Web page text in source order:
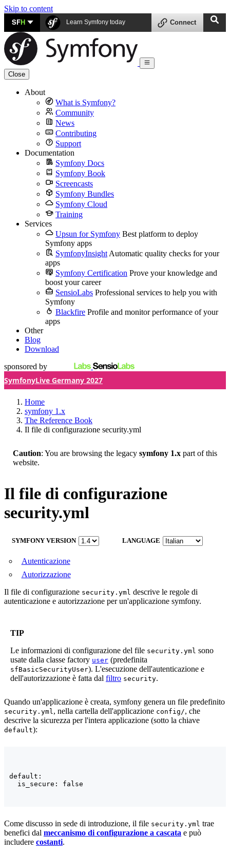
Skip to content
SFH Learn Symfony today Connect
Close
About
What is Symfony?
Community
News
Contributing
Support
Documentation
Symfony Docs
Symfony Book
Screencasts
Symfony Bundles
Symfony Cloud
Training
Services
Upsun for Symfony Best platform to deploy
Symfony apps
SymfonyInsight Automatic quality checks for your
apps
Symfony Certification Prove your knowledge and
boost your career
SensioLabs Professional services to help you with
Symfony
Blackfire Profile and monitor performance of your
apps
Other
Blog
Download
sponsored by
SymfonyLive Germany 2027
Home
symfony 1.x
The Reference Book
Il file di configurazione security.yml
Caution: You are browsing the legacy symfony 1.x part of this
website.
Il file di configurazione
security.yml
SYMFONY VERSION LANGUAGE
Autenticazione
Autorizzazione
Il file di configurazione security.yml descrive le regole di
autenticazione e autorizzazione per un'applicazione symfony.
TIP
Le informazioni di configurazione del file security.yml sono
usate dalla classe factory user (predefinita
sfBasicSecurityUser). L'esecuzione dell'autenticazione e
dell'autorizzazione è fatta dal filtro security.
Quando un'applicazione è creata, symfony genera un file predefinito
security.yml , nella cartella dell'applicazione config/, che
descrive la sicurezza per l'intera applicazione (sotto la chiave
default):
default:
  is_secure: false
Come discusso in sede di introduzione, il file security.yml trae
benefici dal meccanismo di configurazione a cascata e può
includere costanti.